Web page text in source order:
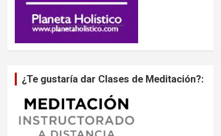
¿Te gustaría dar Clases de Meditación?: